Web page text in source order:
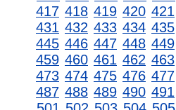
417 418 419 420 421
431 432 433 434 435
445 446 447 448 449
459 460 461 462 463
473 474 475 476 477
487 488 489 490 491